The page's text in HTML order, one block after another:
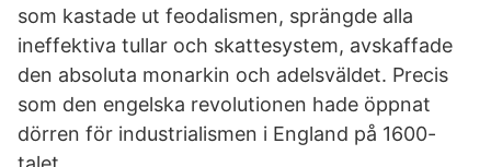
som kastade ut feodalismen, sprängde alla
ineffektiva tullar och skattesystem, avskaffade
den absoluta monarkin och adelsväldet. Precis
som den engelska revolutionen hade öppnat
dörren för industrialismen i England på 1600-